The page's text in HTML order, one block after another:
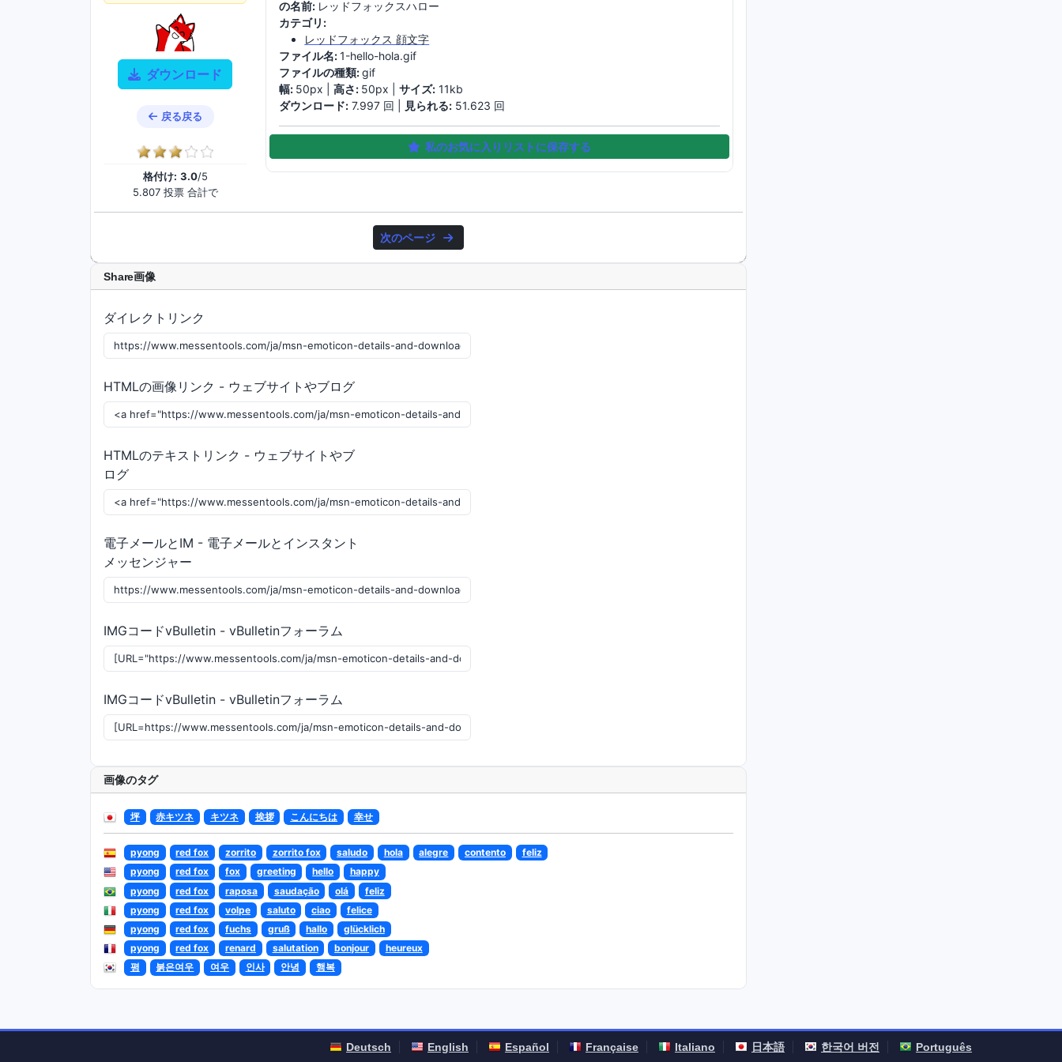
ダウンロード
戻る戻る
格付け: 3.0/5
5.807 投票 合計で
の名前: レッドフォックスハロー
カテゴリ:
レッドフォックス 顔文字
ファイル名:1-hello-hola.gif
ファイルの種類:gif
幅: 50px |高さ: 50px |サイズ: 11kb
ダウンロード: 7.997 回 | 見られる: 51.623 回
私のお気に入りリストに保存する
次のページ
Share画像
ダイレクトリンク
HTMLの画像リンク - ウェブサイトやブログ
HTMLのテキストリンク - ウェブサイトやブ
ログ
電子メールとIM - 電子メールとインスタント
メッセンジャー
IMGコードvBulletin - vBulletinフォーラム
IMGコードvBulletin - vBulletinフォーラム
画像のタグ
坪 赤キツネ キツネ 挨拶 こんにちは 幸せ
pyong red fox zorrito zorrito fox saludo hola alegre contento
feliz
pyong
red fox fox greeting hello
happy
pyong
red fox raposa saudação olá
feliz
pyong
red fox volpe saluto ciao
felice
pyong
red fox fuchs gruß hallo
glücklich
pyong
red fox renard salutation bonjour
heureux
평
붉은여우 여우 인사 안녕 행복
Deutsch English Español Française Italiano 日本語 한국어 버전 Português